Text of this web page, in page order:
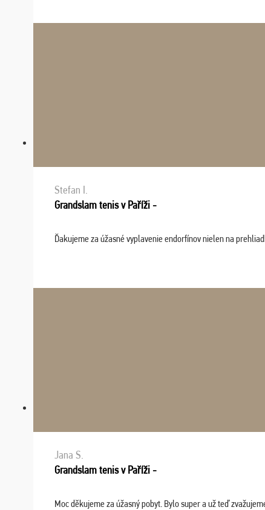
Stefan I.
Grandslam tenis v Paříži -
Ďakujeme za úžasné vyplavenie endorfínov nielen na
Jana S.
Grandslam tenis v Paříži -
Moc děkujeme za úžasný pobyt. Bylo super a už teď